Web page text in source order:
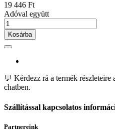
19 446 Ft
Adóval együtt
Kosárba
💬 Kérdezz rá a termék részleteire
chatben.
Szállítással kapcsolatos
Partnereink